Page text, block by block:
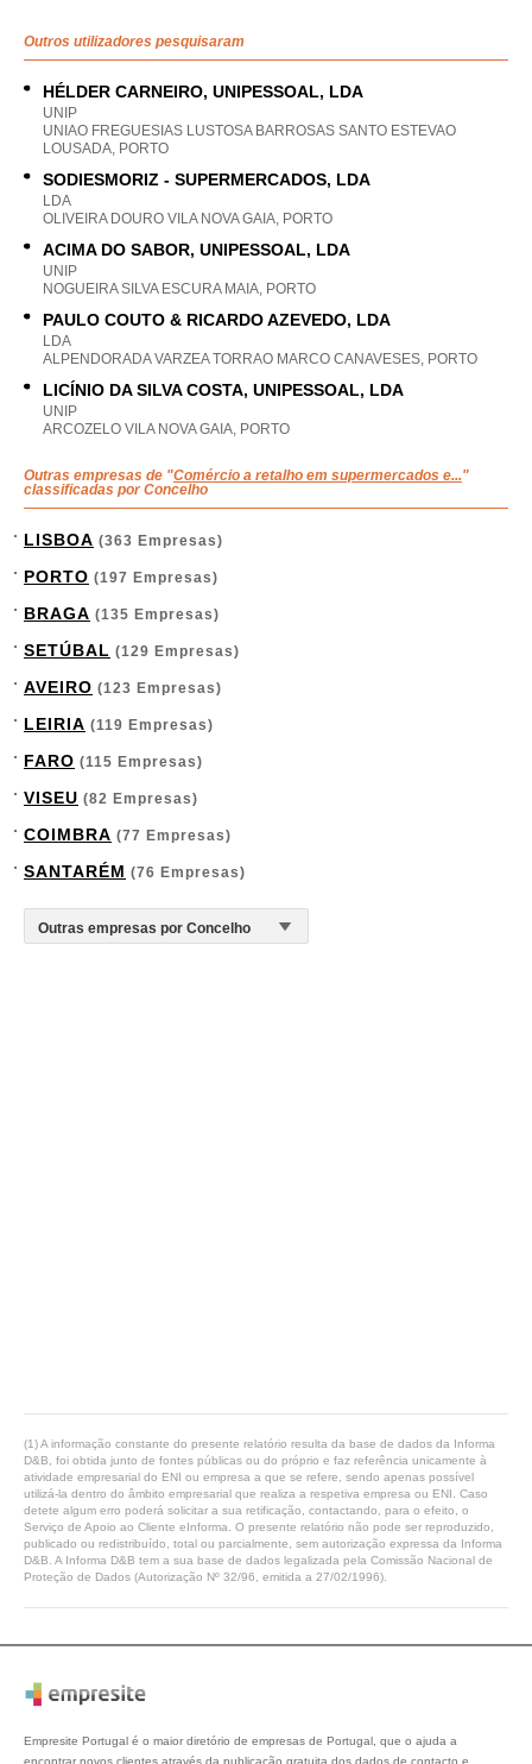
Outros utilizadores pesquisaram
HÉLDER CARNEIRO, UNIPESSOAL, LDA
UNIP
UNIAO FREGUESIAS LUSTOSA BARROSAS SANTO ESTEVAO
LOUSADA, PORTO
SODIESMORIZ - SUPERMERCADOS, LDA
LDA
OLIVEIRA DOURO VILA NOVA GAIA, PORTO
ACIMA DO SABOR, UNIPESSOAL, LDA
UNIP
NOGUEIRA SILVA ESCURA MAIA, PORTO
PAULO COUTO & RICARDO AZEVEDO, LDA
LDA
ALPENDORADA VARZEA TORRAO MARCO CANAVESES, PORTO
LICÍNIO DA SILVA COSTA, UNIPESSOAL, LDA
UNIP
ARCOZELO VILA NOVA GAIA, PORTO
Outras empresas de "Comércio a retalho em supermercados e..."
classificadas por Concelho
LISBOA (363 Empresas)
PORTO (197 Empresas)
BRAGA (135 Empresas)
SETÚBAL (129 Empresas)
AVEIRO (123 Empresas)
LEIRIA (119 Empresas)
FARO (115 Empresas)
VISEU (82 Empresas)
COIMBRA (77 Empresas)
SANTARÉM (76 Empresas)
(1) A informação constante do presente relatório resulta da base de dados da Informa
D&B, foi obtida junto de fontes públicas ou do próprio e faz referência unicamente à
atividade empresarial do ENI ou empresa a que se refere, sendo apenas possível
utilizá-la dentro do âmbito empresarial que realiza a respetiva empresa ou ENI. Caso
detete algum erro poderá solicitar a sua retificação, contactando, para o efeito, o
Serviço de Apoio ao Cliente eInforma. O presente relatório não pode ser reproduzido,
publicado ou redistribuído, total ou parcialmente, sem autorização expressa da Informa
D&B. A Informa D&B tem a sua base de dados legalizada pela Comissão Nacional de
Proteção de Dados (Autorização Nº 32/96, emitida a 27/02/1996).
Empresite Portugal é o maior diretório de empresas de Portugal, que o ajuda a